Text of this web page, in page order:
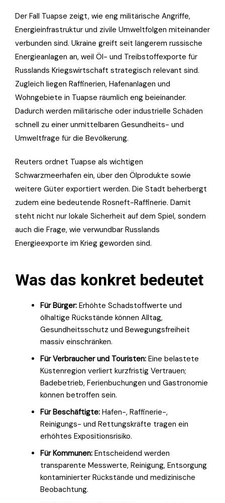
Der Fall Tuapse zeigt, wie eng militärische Angriffe,
Energieinfrastruktur und zivile Umweltfolgen miteinander
verbunden sind. Ukraine greift seit längerem russische
Energieanlagen an, weil Öl- und Treibstoffexporte für
Russlands Kriegswirtschaft strategisch relevant sind.
Zugleich liegen Raffinerien, Hafenanlagen und
Wohngebiete in Tuapse räumlich eng beieinander.
Dadurch werden militärische oder industrielle Schäden
schnell zu einer unmittelbaren Gesundheits- und
Umweltfrage für die Bevölkerung.
Reuters ordnet Tuapse als wichtigen
Schwarzmeerhafen ein, über den Ölprodukte sowie
weitere Güter exportiert werden. Die Stadt beherbergt
zudem eine bedeutende Rosneft-Raffinerie. Damit
steht nicht nur lokale Sicherheit auf dem Spiel, sondern
auch die Frage, wie verwundbar Russlands
Energieexporte im Krieg geworden sind.
Was das konkret bedeutet
Für Bürger: Erhöhte Schadstoffwerte und
ölhaltige Rückstände können Alltag,
Gesundheitsschutz und Bewegungsfreiheit
massiv einschränken.
Für Verbraucher und Touristen: Eine belastete
Küstenregion verliert kurzfristig Vertrauen;
Badebetrieb, Ferienbuchungen und Gastronomie
können betroffen sein.
Für Beschäftigte: Hafen-, Raffinerie-,
Reinigungs- und Rettungskräfte tragen ein
erhöhtes Expositionsrisiko.
Für Kommunen: Entscheidend werden
transparente Messwerte, Reinigung, Entsorgung
kontaminierter Rückstände und medizinische
Beobachtung.